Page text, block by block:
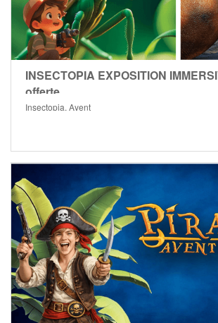
INSECTOPIA EXPOSITION
offerte
Insectopia, Ayent